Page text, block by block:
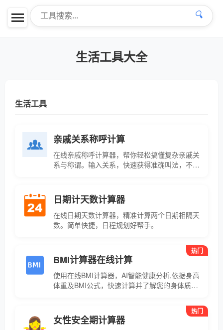
🔍
生活工具大全
生活工具
亲戚关系称呼计算
在线亲戚称呼计算器，帮你轻松搞懂复杂亲戚关
系与称谓。输入关系，快速获得准确叫法，不再
日期计天数计算器
在线日期天数计算器，精准计算两个日期相隔天
数。简单快捷，日程规划好帮手。
BMI计算器在线计算
使用在线BMI计算器，AI智能健康分析,依据身高
体重及BMI公式，快速计算并了解您的身体质量
热门
女性安全期计算器
热门